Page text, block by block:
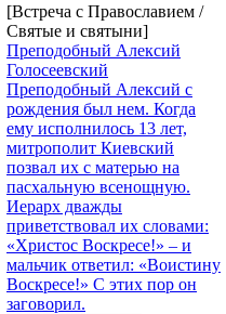
[Встреча с Православием /
Святые и святыни]
Преподобный Алексий
Голосеевский
Преподобный Алексий с
рождения был нем. Когда
ему исполнилось 13 лет,
митрополит Киевский
позвал их с матерью на
пасхальную всенощную.
Иерарх дважды
приветствовал их словами:
«Христос Воскресе!» – и
мальчик ответил: «Воистину
Воскресе!» С этих пор он
заговорил.